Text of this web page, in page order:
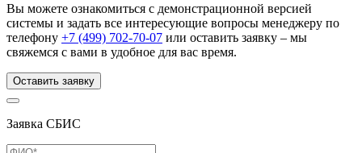
Вы можете ознакомиться с демонстрационной версией
системы и задать все интересующие вопросы менеджеру по
телефону +7 (499) 702-70-07 или оставить заявку – мы
свяжемся с вами в удобное для вас время.
Оставить заявку
Заявка СБИС